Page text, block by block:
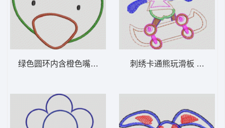
绿色圆环内含橙色嘴和黑点 卡通童装章标贴 刺绣卡通熊玩